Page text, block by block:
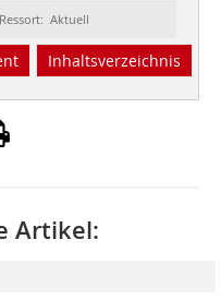
Ressort: Aktuell
Inhaltsverzeichnis
Artikel: